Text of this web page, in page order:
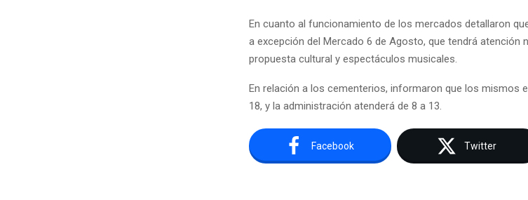
En cuanto al funcionamiento de los mercados detallaron
a excepción del Mercado 6 de Agosto, que tendrá atención
propuesta cultural y espectáculos musicales.
En relación a los cementerios, informaron que los mismos
18, y la administración atenderá de 8 a 13.
Facebook Twitter